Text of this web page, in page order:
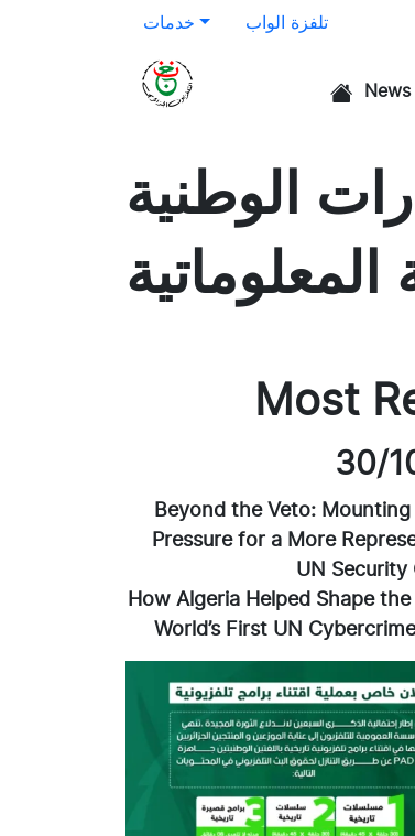
خدمات تلفزة الواب
News
الوطنية
Most
30/
Beyond the Veto: Mounting
Pressure for a More
UN Security
How Algeria Helped Shape the
World’s First UN